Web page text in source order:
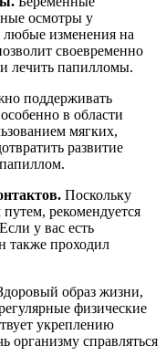
осмотры у
любые изменения на
своевременно
лечить папилломы.
поддерживать
в области
мягких,
развитие
Поскольку
рекомендуется
у вас есть
также проходил
образ жизни,
физические
укреплению
справляться